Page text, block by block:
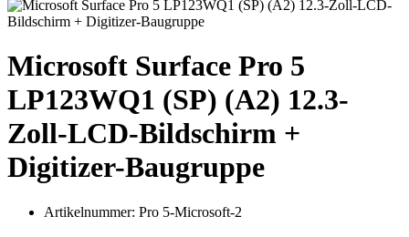
Microsoft Surface Pro 5
LP123WQ1 (SP) (A2) 12.3-
Zoll-LCD-Bildschirm +
Digitizer-Baugruppe
Artikelnummer: Pro 5-Microsoft-2